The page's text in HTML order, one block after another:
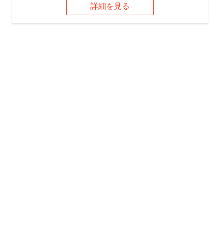
詳細を見る